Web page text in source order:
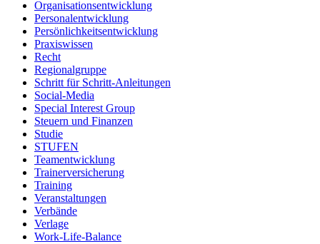
Organisationsentwicklung
Personalentwicklung
Persönlichkeitsentwicklung
Praxiswissen
Recht
Regionalgruppe
Schritt für Schritt-Anleitungen
Social-Media
Special Interest Group
Steuern und Finanzen
Studie
STUFEN
Teamentwicklung
Trainerversicherung
Training
Veranstaltungen
Verbände
Verlage
Work-Life-Balance